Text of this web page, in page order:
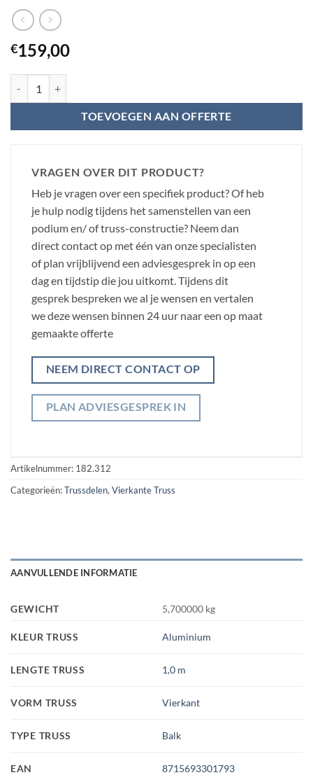
€159,00
TOEVOEGEN AAN OFFERTE
VRAGEN OVER DIT PRODUCT?
Heb je vragen over een specifiek product? Of heb
je hulp nodig tijdens het samenstellen van een
podium en/ of truss-constructie? Neem dan
direct contact op met één van onze specialisten
of plan vrijblijvend een adviesgesprek in op een
dag en tijdstip die jou uitkomt. Tijdens dit
gesprek bespreken we al je wensen en vertalen
we deze wensen binnen 24 uur naar een op maat
gemaakte offerte
NEEM DIRECT CONTACT OP
PLAN ADVIESGESPREK IN
Artikelnummer: 182.312
Categorieën:Trussdelen, Vierkante Truss
AANVULLENDE INFORMATIE
GEWICHT 5,700000 kg
KLEUR TRUSS Aluminium
LENGTE TRUSS 1,0 m
VORM TRUSS Vierkant
TYPE TRUSS Balk
EAN 8715693301793